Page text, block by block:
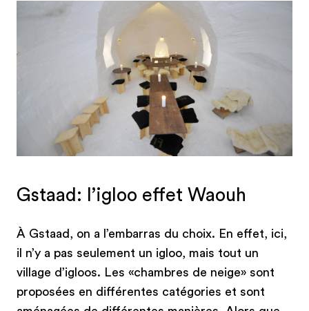
Gstaad: l’igloo effet Waouh
À Gstaad, on a l’embarras du choix. En effet, ici,
il n’y a pas seulement un igloo, mais tout un
village d’igloos. Les «chambres de neige» sont
proposées en différentes catégories et sont